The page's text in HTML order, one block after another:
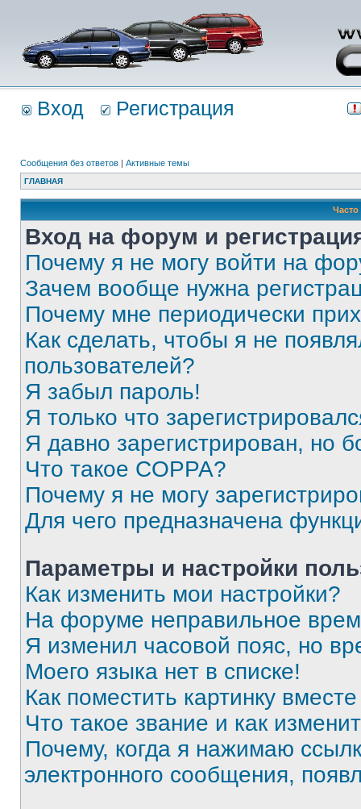
Вход Регистрация
Сообщения без ответов | Активные темы
ГЛАВНАЯ
Вход на форум и
Почему я не могу войти на
Зачем вообще нужна
Почему мне периодически
Как сделать, чтобы я не
пользователей?
Я забыл пароль!
Я только что
Я давно зарегистрирован, но
Что такое COPPA?
Почему я не могу
Для чего предназначена
Параметры и настройки
Как изменить мои настройки?
На форуме неправильное
Я изменил часовой пояс, но
Моего языка нет в списке!
Как поместить картинку
Что такое звание и как
Почему, когда я нажимаю
электронного сообщения,